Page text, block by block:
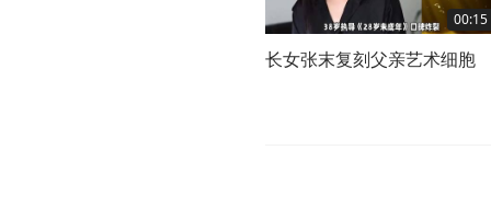
00:15
长女张末复刻父亲艺术细胞